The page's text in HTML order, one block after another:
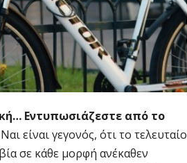
Εντυπωσιάζεστε από το
Ναι είναι γεγονός, ότι το τελευταίο
σε κάθε μορφή ανέκαθεν